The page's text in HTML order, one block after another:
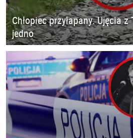
Chłopiec przyłapany. Ujęcia
jedno